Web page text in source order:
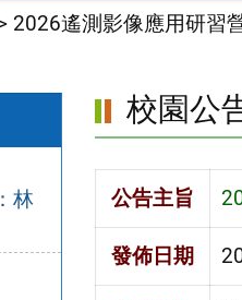
2026遙測影像應用研習
林
校園公
公告主旨
發佈日期